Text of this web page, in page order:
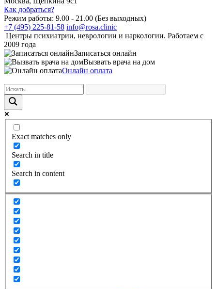
Как добраться?
Режим работы: 9.00 - 21.00 (Без выходных)
+7 (495) 225-81-58 info@rosa.clinic
Центры психиатрии, неврологии и наркологии. Работаем с
2009 года
Записаться онлайн
Вызвать врача на дом
Онлайн оплата
Exact matches only
Search in title
Search in content